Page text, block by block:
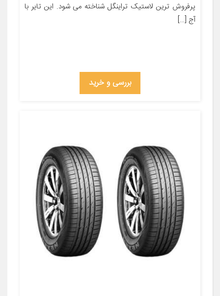
پرفروش ترین لاستیک تراینگل شناخته می شود. این تایر با
آج […]
بررسی و خرید